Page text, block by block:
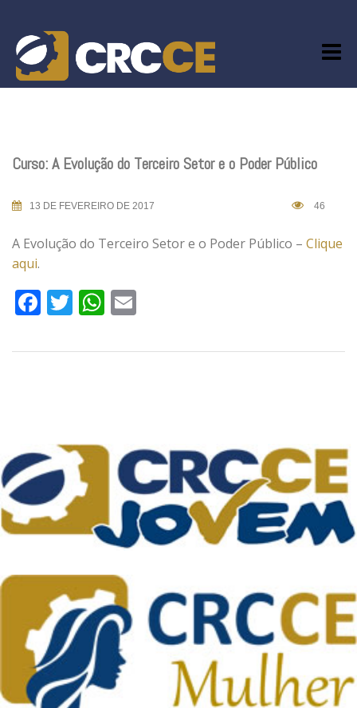
content
Curso: A Evolução do Terceiro Setor e o Poder Público
13 DE FEVEREIRO DE 2017 46
A Evolução do Terceiro Setor e o Poder Público – Clique
aqui.
Facebook
TwitterWhatsApp